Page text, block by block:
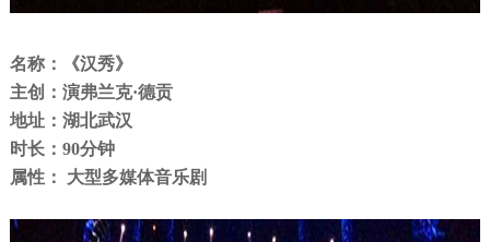
名称： 《汉秀》
主创： 演弗兰克·德贡
地址： 湖北武汉
时长： 90分钟
属性： 大型多媒体音乐剧